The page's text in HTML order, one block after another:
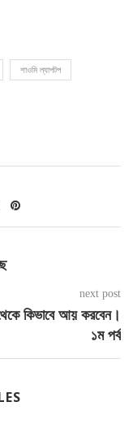
শাওমি ল্যাপটপ
next post
কিভাবে আয় করবেন।
১ম পর্ব